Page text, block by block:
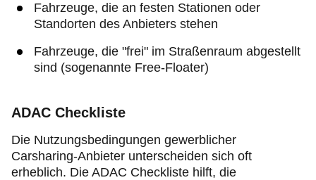
Fahrzeuge, die an festen Stationen oder
Standorten des Anbieters stehen
Fahrzeuge, die "frei" im Straßenraum abgestellt
sind (sogenannte Free-Floater)
ADAC Checkliste
Die Nutzungsbedingungen gewerblicher
Carsharing-Anbieter unterscheiden sich oft
erheblich. Die ADAC Checkliste hilft, die